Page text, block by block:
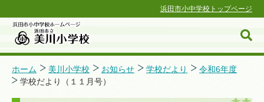
浜田市小中学校トップページ
ホーム 美川小学校 お知らせ 学校だより
令和6年度
学校だより（１１月号）